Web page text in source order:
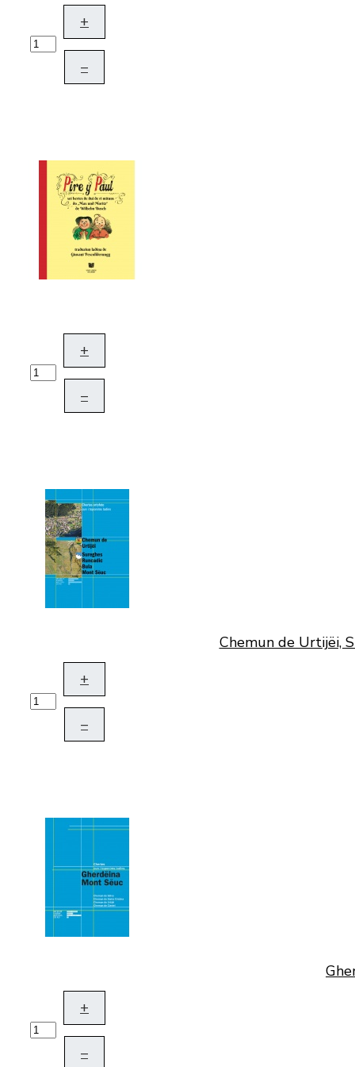
+
–
+
–
Chemun de Urtijëi,
+
–
+
–